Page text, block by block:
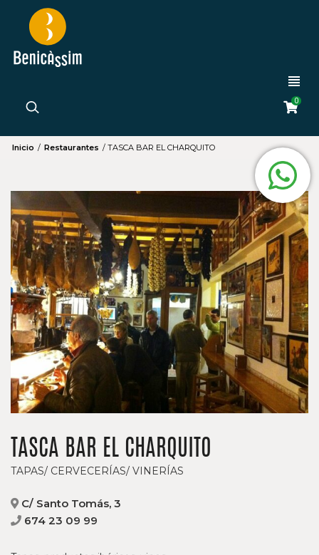
0
Inicio / Restaurantes / TASCA BAR EL CHARQUITO
TASCA BAR EL CHARQUITO
TAPAS/ CERVECERÍAS/ VINERÍAS
C/ Santo Tomás, 3
674 23 09 99